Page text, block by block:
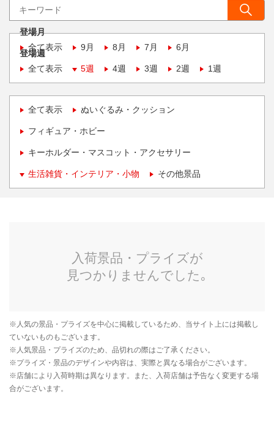
登場月
全て表示
9月 8月 7月 6月
登場週
全て表示
5週 4週 3週 2週 1週
全て表示 ぬいぐるみ・クッション
フィギュア・ホビー
キーホルダー・マスコット・アクセサリー
生活雑貨・インテリア・小物 その他景品